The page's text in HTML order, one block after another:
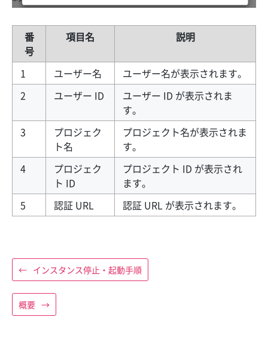
番
号
項目名 説明
1 ユーザー名
ユーザー名が表示されます。
2
ユーザー ID
ユーザー ID が表示されま
す。
3
プロジェク
ト名
プロジェクト名が表示されま
す。
4
プロジェク
ト ID
プロジェクト ID が表示され
ます。
5
認証 URL 認証 URL が表示されます。
← インスタンス停止・起動手順
概要 →